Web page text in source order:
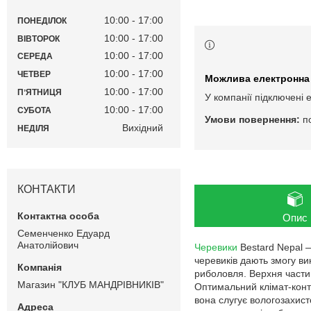
У компанії
Опис
Черевики Bestard Nepal —
черевиків дають змогу
риболовля. Верхня
Оптимальний клімат-
вона слугує
ПОНЕДІЛОК 10:00 17:00
ВІВТОРОК 10:00 17:00
СЕРЕДА 10:00 17:00
ЧЕТВЕР 10:00 17:00
ПʼЯТНИЦЯ 10:00 17:00
СУБОТА 10:00 17:00
НЕДІЛЯ Вихідний
КОНТАКТИ
Семенченко Едуард
Анатолійович
Магазин "КЛУБ МАНДРІВНИКІВ"